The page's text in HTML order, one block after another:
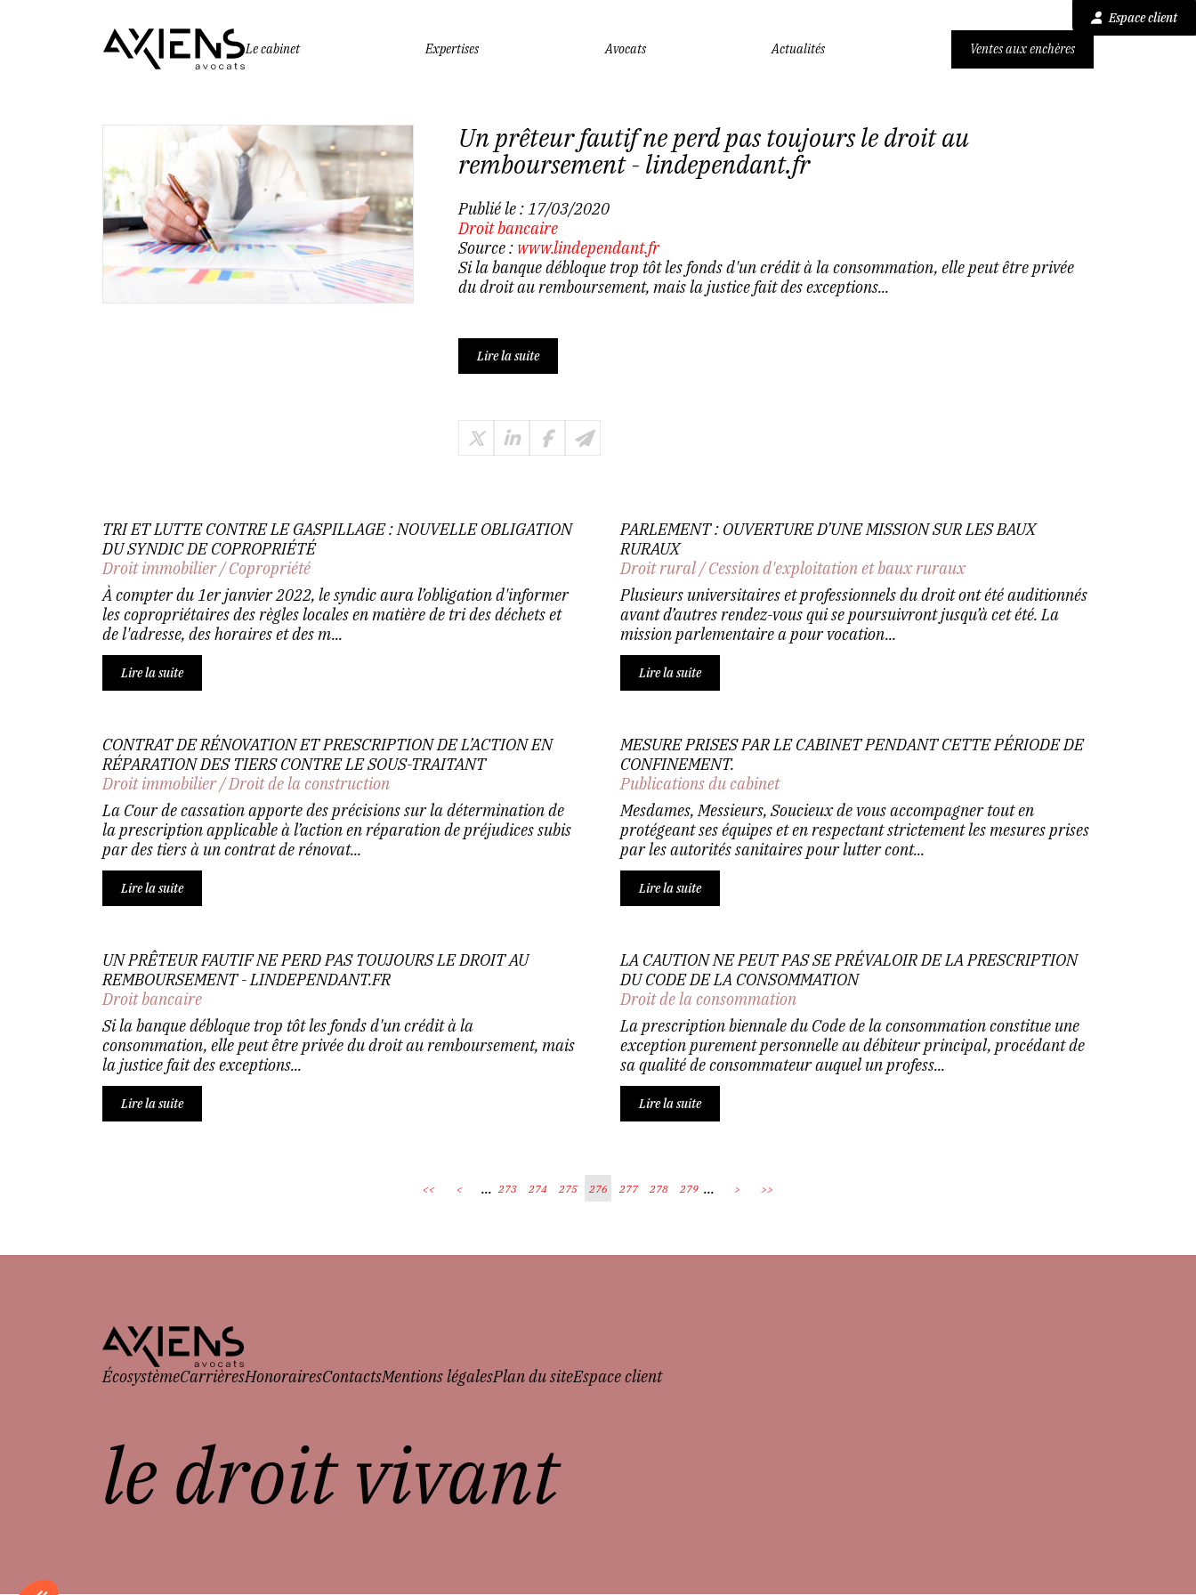
Espace client
Le cabinet
Expertises Avocats Actualités Ventes aux enchères
Un prêteur fautif ne perd pas toujours le droit au
remboursement - lindependant.fr
Publié le :17/03/2020
Droit bancaire
Source : www.lindependant.fr
Si la banque débloque trop tôt les fonds d'un crédit à la consommation, elle peut être privée
du droit au remboursement, mais la justice fait des exceptions...
Lire la suite
TRI ET LUTTE CONTRE LE GASPILLAGE : NOUVELLE OBLIGATION
DU SYNDIC DE COPROPRIÉTÉ
Droit immobilier/Copropriété
À compter du 1er janvier 2022, le syndic aura l’obligation d'informer
les copropriétaires des règles locales en matière de tri des déchets et
de l'adresse, des horaires et des m...
Lire la suite
PARLEMENT : OUVERTURE D’UNE MISSION SUR LES BAUX
RURAUX
Droit rural/Cession d'exploitation et baux ruraux
Plusieurs universitaires et professionnels du droit ont été auditionnés
avant d’autres rendez-vous qui se poursuivront jusqu’à cet été. La
mission parlementaire a pour vocation...
Lire la suite
CONTRAT DE RÉNOVATION ET PRESCRIPTION DE L’ACTION EN
RÉPARATION DES TIERS CONTRE LE SOUS-TRAITANT
Droit immobilier/Droit de la construction
La Cour de cassation apporte des précisions sur la détermination de
la prescription applicable à l’action en réparation de préjudices subis
par des tiers à un contrat de rénovat...
Lire la suite
MESURE PRISES PAR LE CABINET PENDANT CETTE PÉRIODE DE
CONFINEMENT.
Publications du cabinet
Mesdames, Messieurs, Soucieux de vous accompagner tout en
protégeant ses équipes et en respectant strictement les mesures prises
par les autorités sanitaires pour lutter cont...
Lire la suite
UN PRÊTEUR FAUTIF NE PERD PAS TOUJOURS LE DROIT AU
REMBOURSEMENT - LINDEPENDANT.FR
Droit bancaire
Si la banque débloque trop tôt les fonds d'un crédit à la
consommation, elle peut être privée du droit au remboursement, mais
la justice fait des exceptions...
Lire la suite
LA CAUTION NE PEUT PAS SE PRÉVALOIR DE LA PRESCRIPTION
DU CODE DE LA CONSOMMATION
Droit de la consommation
La prescription biennale du Code de la consommation constitue une
exception purement personnelle au débiteur principal, procédant de
sa qualité de consommateur auquel un profess...
Lire la suite
<< < ... 273 274 275 276 277 278 279 ... > >>
ÉcosystèmeCarrièresHonorairesContactsMentions légalesPlan du siteEspace client
le droit vivant